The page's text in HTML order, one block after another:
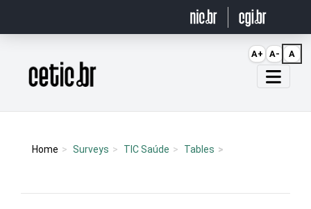
Página inicial
Home Surveys TIC Saúde Tables
A+ A- A